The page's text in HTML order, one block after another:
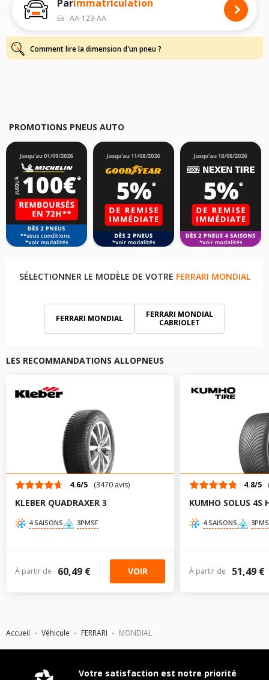
Accueil Véhicule FERRARI MONDIAL
Pour cela, veuillez sélectionner le modèle de votre véhicule ci-dessous :
Les résultats de votre recherche sont donnés à titre indicatif. Il est
fortement recommandé de vérifier en amont la dimension des pneus
montés sur votre véhicule, sans oublier les indices de charge et de
vitesse, indispensables pour que votre dimension soit complète.
Parimmatriculation
Ex : AA-123-AA
Comment lire la dimension d'un pneu ?
PROMOTIONS PNEUS AUTO
SÉLECTIONNER LE MODÈLE DE VOTRE FERRARI MONDIAL
FERRARI MONDIAL
FERRARI MONDIAL
CABRIOLET
LES RECOMMANDATIONS ALLOPNEUS
4.6/5 (3470 avis)
KLEBER QUADRAXER 3
4 SAISONS 3PMSF
À partir de 60,49 € VOIR
4.8/5
KUMHO SOLUS 4S
4 SAISONS
À partir de 51,49 €
Votre satisfaction est notre priorité